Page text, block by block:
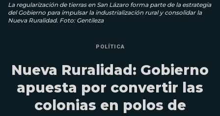
La regularización de tierras en San Lázaro forma parte de la estrategia
del Gobierno para impulsar la industrialización rural y consolidar la
Nueva Ruralidad. Foto: Gentileza
POLÍTICA
Nueva Ruralidad: Gobierno
apuesta por convertir las
colonias en polos de